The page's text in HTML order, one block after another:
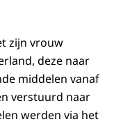
zijn vrouw
deze naar
middelen vanaf
verstuurd naar
werden via het